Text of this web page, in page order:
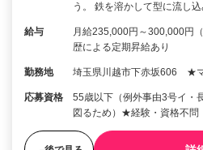
う。 鉄を溶かして型に流し
給与
月給235,000円～300,000円
歴による定期昇給あり
勤務地 埼玉県川越市下赤坂606 ★マ
応募資格
55歳以下（例外事由3号イ・
図るため）★経験・資格不問